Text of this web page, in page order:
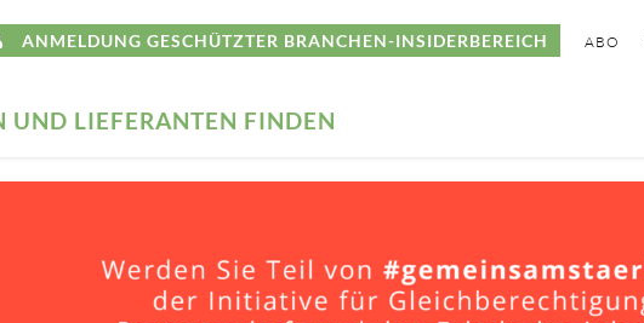
ANMELDUNG GESCHÜTZTER BRANCHEN-INSIDERBEREICH ABO
UND LIEFERANTEN FINDEN